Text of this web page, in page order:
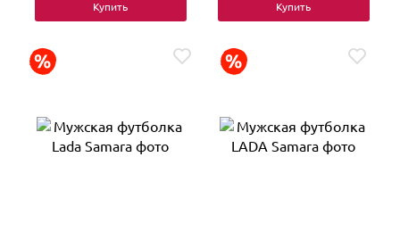
Купить Купить